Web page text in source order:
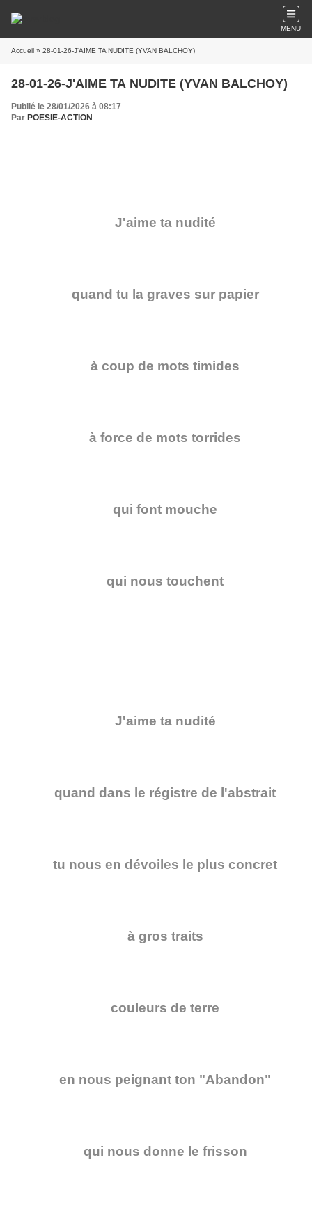
MENU
Accueil » 28-01-26-J'AIME TA NUDITE (YVAN BALCHOY)
28-01-26-J'AIME TA NUDITE (YVAN BALCHOY)
Publié le 28/01/2026 à 08:17
Par POESIE-ACTION
J'aime ta nudité
quand tu la graves sur papier
à coup de mots timides
à force de mots torrides
qui font mouche
qui nous touchent
J'aime ta nudité
quand dans le régistre de l'abstrait
tu nous en dévoiles le plus concret
à gros traits
couleurs de terre
en nous peignant ton "Abandon"
qui nous donne le frisson